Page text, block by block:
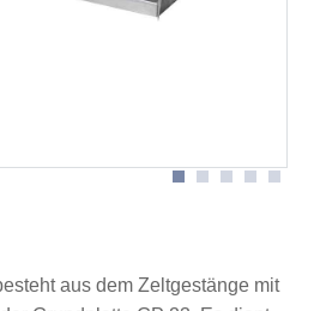
aus dem Zeltgestänge mit